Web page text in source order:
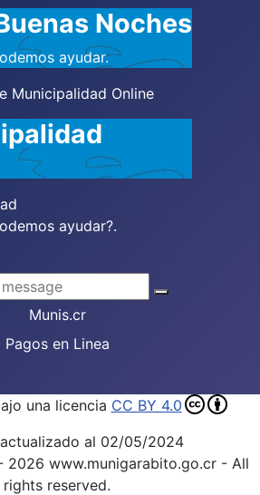
Noches
ayudar.
Municipalidad Online
ayudar?.
Munis.cr
Pagos en Linea
una licencia CC BY 4.0
al 02/05/2024
www.munigarabito.go.cr - All
rights reserved.